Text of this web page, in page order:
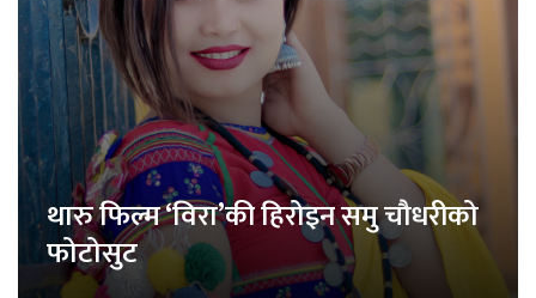
थारु फिल्म ‘विरा’की हिरोइन समु चौधरीको
फोटोसुट